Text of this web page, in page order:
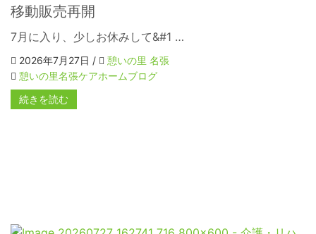
移動販売再開
7月に入り、少しお休みして&#1 …
2026年7月27日 /
憩いの里 名張
憩いの里名張ケアホームブログ
続きを読む